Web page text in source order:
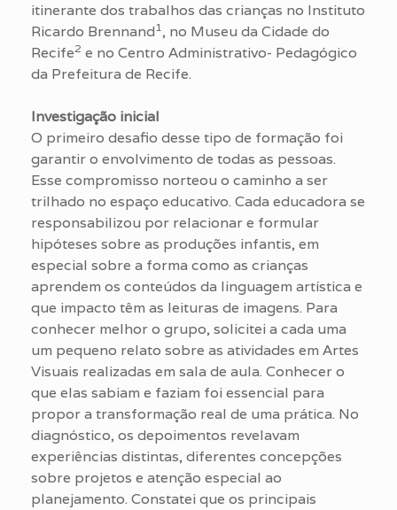
itinerante dos trabalhos das crianças no Instituto
Ricardo Brennand1, no Museu da Cidade do
Recife2 e no Centro Administrativo- Pedagógico
da Prefeitura de Recife.
Investigação inicial
O primeiro desafio desse tipo de formação foi
garantir o envolvimento de todas as pessoas.
Esse compromisso norteou o caminho a ser
trilhado no espaço educativo. Cada educadora se
responsabilizou por relacionar e formular
hipóteses sobre as produções infantis, em
especial sobre a forma como as crianças
aprendem os conteúdos da linguagem artística e
que impacto têm as leituras de imagens. Para
conhecer melhor o grupo, solicitei a cada uma
um pequeno relato sobre as atividades em Artes
Visuais realizadas em sala de aula. Conhecer o
que elas sabiam e faziam foi essencial para
propor a transformação real de uma prática. No
diagnóstico, os depoimentos revelavam
experiências distintas, diferentes concepções
sobre projetos e atenção especial ao
planejamento. Constatei que os principais